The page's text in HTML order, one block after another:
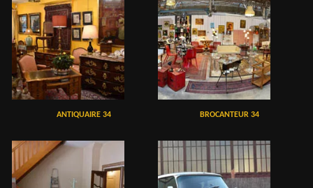
ANTIQUAIRE 34 BROCANTEUR 34